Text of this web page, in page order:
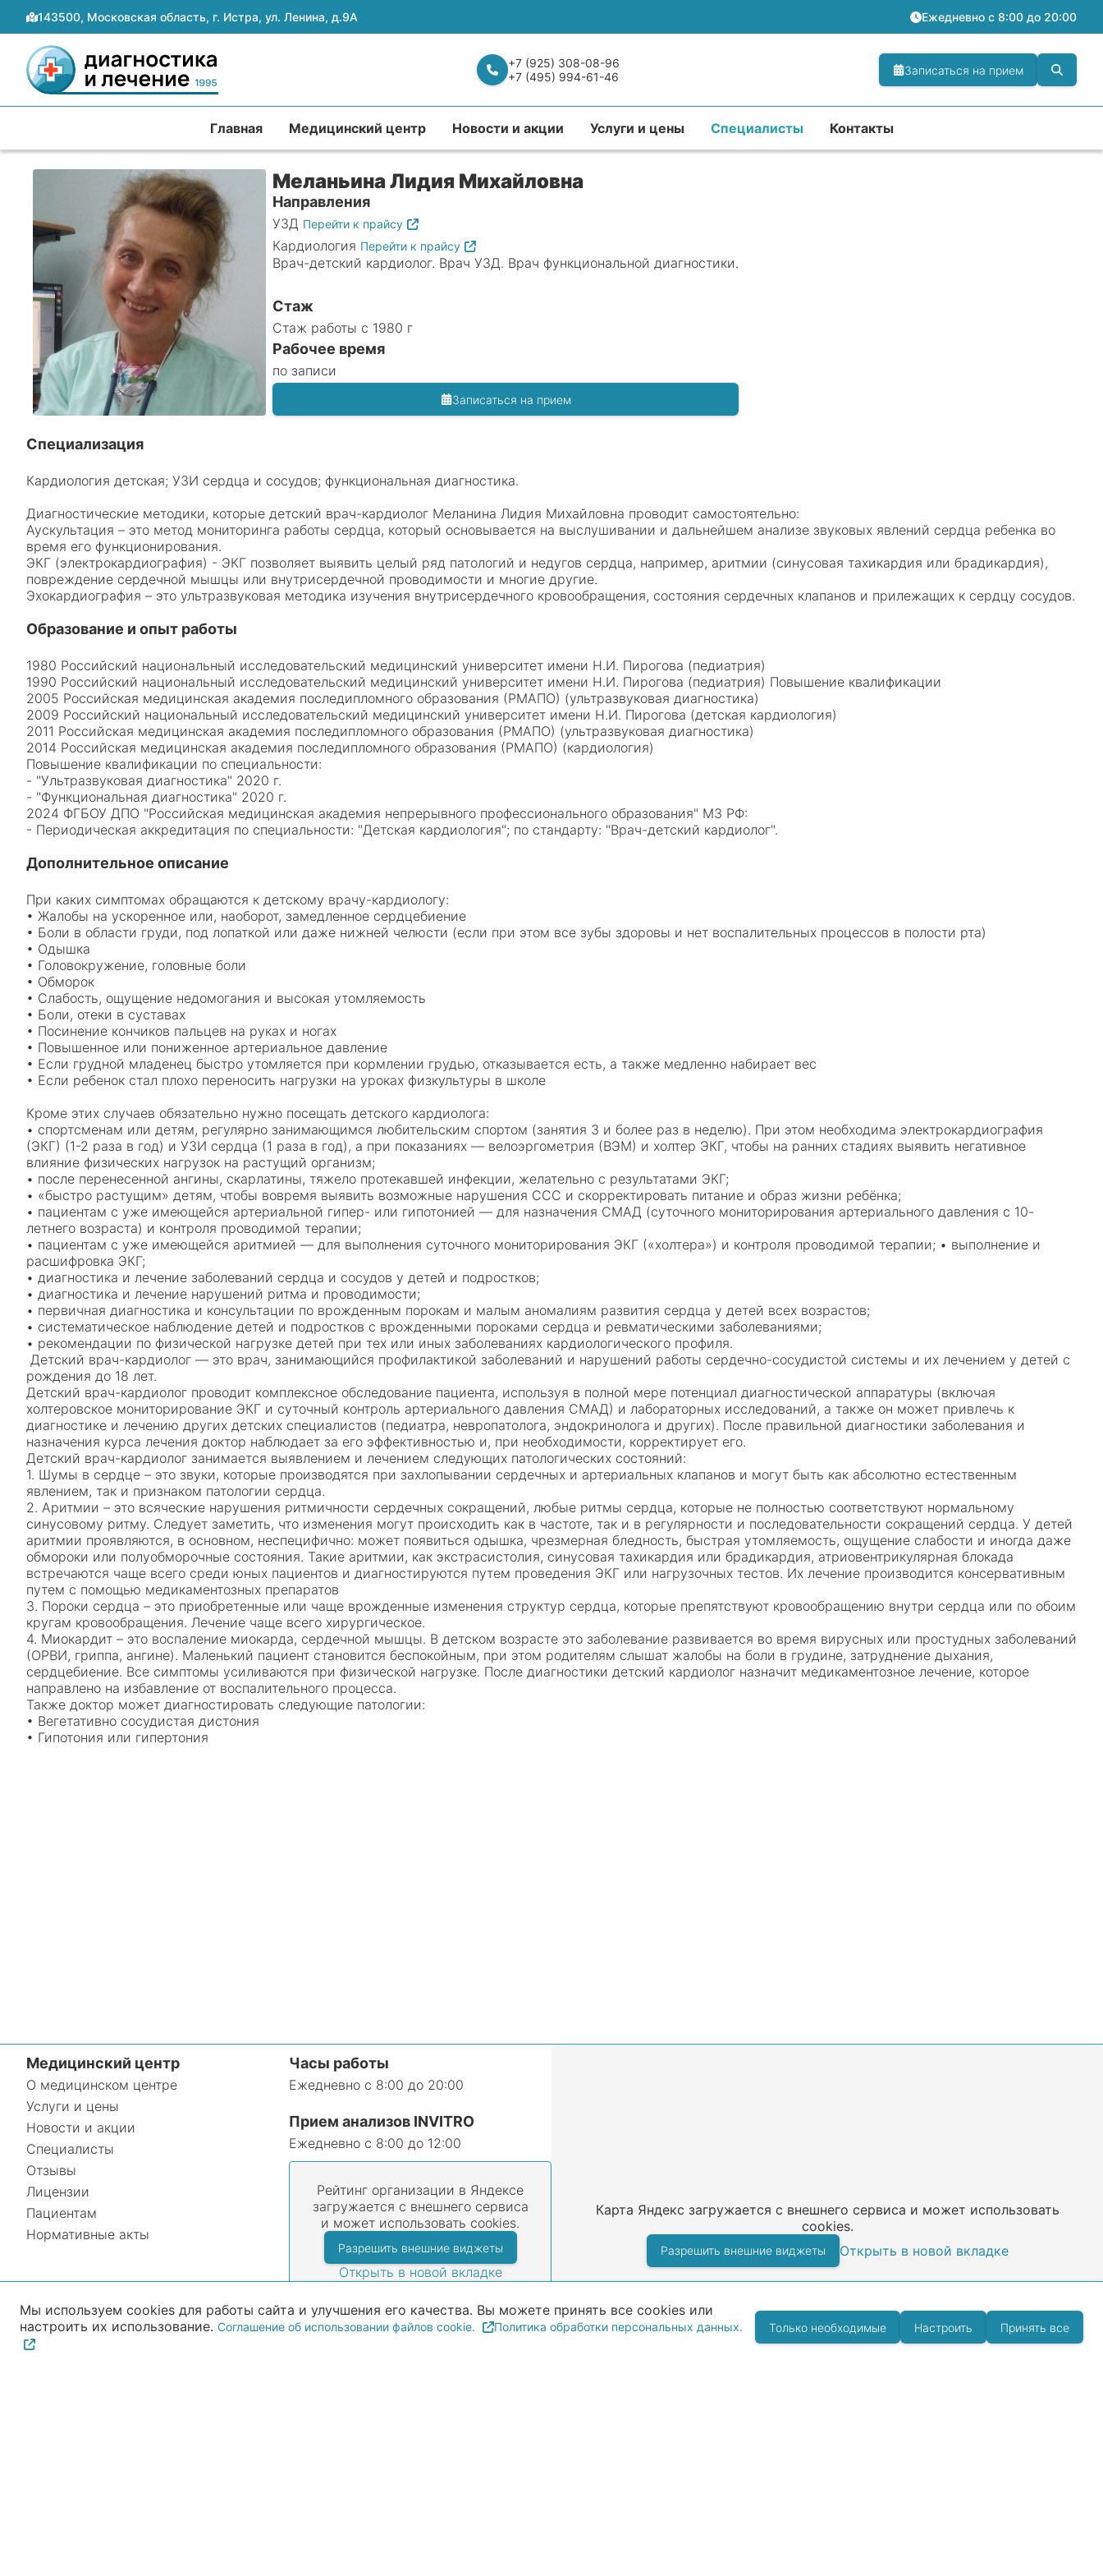
143500, Московская область, г. Истра, ул. Ленина, д.9А Ежедневно с 8:00 до 20:00
+7 (925) 308-08-96
+7 (495) 994-61-46
Записаться на прием
Главная Медицинский центр Новости и акции Услуги и цены Специалисты Контакты
Меланьина Лидия Михайловна
Направления
УЗД Перейти к прайсу
Кардиология Перейти к прайсу
Врач-детский кардиолог. Врач УЗД. Врач функциональной диагностики.
Стаж
Стаж работы с 1980 г
Рабочее время
по записи
Записаться на прием
Специализация
Кардиология детская; УЗИ сердца и сосудов; функциональная диагностика.
Диагностические методики, которые детский врач-кардиолог Меланина Лидия Михайловна проводит самостоятельно:
Аускультация – это метод мониторинга работы сердца, который основывается на выслушивании и дальнейшем анализе звуковых явлений сердца ребенка во
время его функционирования.
ЭКГ (электрокардиография) - ЭКГ позволяет выявить целый ряд патологий и недугов сердца, например, аритмии (синусовая тахикардия или брадикардия),
повреждение сердечной мышцы или внутрисердечной проводимости и многие другие.
Эхокардиография – это ультразвуковая методика изучения внутрисердечного кровообращения, состояния сердечных клапанов и прилежащих к сердцу сосудов.
Образование и опыт работы
1980 Российский национальный исследовательский медицинский университет имени Н.И. Пирогова (педиатрия)
1990 Российский национальный исследовательский медицинский университет имени Н.И. Пирогова (педиатрия) Повышение квалификации
2005 Российская медицинская академия последипломного образования (РМАПО) (ультразвуковая диагностика)
2009 Российский национальный исследовательский медицинский университет имени Н.И. Пирогова (детская кардиология)
2011 Российская медицинская академия последипломного образования (РМАПО) (ультразвуковая диагностика)
2014 Российская медицинская академия последипломного образования (РМАПО) (кардиология)
Повышение квалификации по специальности:
- "Ультразвуковая диагностика" 2020 г.
- "Функциональная диагностика" 2020 г.
2024 ФГБОУ ДПО "Российская медицинская академия непрерывного профессионального образования" МЗ РФ:
- Периодическая аккредитация по специальности: "Детская кардиология"; по стандарту: "Врач-детский кардиолог".
Дополнительное описание
При каких симптомах обращаются к детскому врачу-кардиологу:
• Жалобы на ускоренное или, наоборот, замедленное сердцебиение
• Боли в области груди, под лопаткой или даже нижней челюсти (если при этом все зубы здоровы и нет воспалительных процессов в полости рта)
• Одышка
• Головокружение, головные боли
• Обморок
• Слабость, ощущение недомогания и высокая утомляемость
• Боли, отеки в суставах
• Посинение кончиков пальцев на руках и ногах
• Повышенное или пониженное артериальное давление
• Если грудной младенец быстро утомляется при кормлении грудью, отказывается есть, а также медленно набирает вес
• Если ребенок стал плохо переносить нагрузки на уроках физкультуры в школе
Кроме этих случаев обязательно нужно посещать детского кардиолога:
• спортсменам или детям, регулярно занимающимся любительским спортом (занятия 3 и более раз в неделю). При этом необходима электрокардиография
(ЭКГ) (1-2 раза в год) и УЗИ сердца (1 раза в год), а при показаниях — велоэргометрия (ВЭМ) и холтер ЭКГ, чтобы на ранних стадиях выявить негативное
влияние физических нагрузок на растущий организм;
• после перенесенной ангины, скарлатины, тяжело протекавшей инфекции, желательно с результатами ЭКГ;
• «быстро растущим» детям, чтобы вовремя выявить возможные нарушения ССС и скорректировать питание и образ жизни ребёнка;
• пациентам с уже имеющейся артериальной гипер- или гипотонией — для назначения СМАД (суточного мониторирования артериального давления с 10-
летнего возраста) и контроля проводимой терапии;
• пациентам с уже имеющейся аритмией — для выполнения суточного мониторирования ЭКГ («холтера») и контроля проводимой терапии; • выполнение и
расшифровка ЭКГ;
• диагностика и лечение заболеваний сердца и сосудов у детей и подростков;
• диагностика и лечение нарушений ритма и проводимости;
• первичная диагностика и консультации по врожденным порокам и малым аномалиям развития сердца у детей всех возрастов;
• систематическое наблюдение детей и подростков с врожденными пороками сердца и ревматическими заболеваниями;
• рекомендации по физической нагрузке детей при тех или иных заболеваниях кардиологического профиля.
Детский врач-кардиолог — это врач, занимающийся профилактикой заболеваний и нарушений работы сердечно-сосудистой системы и их лечением у детей с
рождения до 18 лет.
Детский врач-кардиолог проводит комплексное обследование пациента, используя в полной мере потенциал диагностической аппаратуры (включая
холтеровское мониторирование ЭКГ и суточный контроль артериального давления СМАД) и лабораторных исследований, а также он может привлечь к
диагностике и лечению других детских специалистов (педиатра, невропатолога, эндокринолога и других). После правильной диагностики заболевания и
назначения курса лечения доктор наблюдает за его эффективностью и, при необходимости, корректирует его.
Детский врач-кардиолог занимается выявлением и лечением следующих патологических состояний:
1. Шумы в сердце – это звуки, которые производятся при захлопывании сердечных и артериальных клапанов и могут быть как абсолютно естественным
явлением, так и признаком патологии сердца.
2. Аритмии – это всяческие нарушения ритмичности сердечных сокращений, любые ритмы сердца, которые не полностью соответствуют нормальному
синусовому ритму. Следует заметить, что изменения могут происходить как в частоте, так и в регулярности и последовательности сокращений сердца. У детей
аритмии проявляются, в основном, неспецифично: может появиться одышка, чрезмерная бледность, быстрая утомляемость, ощущение слабости и иногда даже
обмороки или полуобморочные состояния. Такие аритмии, как экстрасистолия, синусовая тахикардия или брадикардия, атриовентрикулярная блокада
встречаются чаще всего среди юных пациентов и диагностируются путем проведения ЭКГ или нагрузочных тестов. Их лечение производится консервативным
путем с помощью медикаментозных препаратов
3. Пороки сердца – это приобретенные или чаще врожденные изменения структур сердца, которые препятствуют кровообращению внутри сердца или по обоим
кругам кровообращения. Лечение чаще всего хирургическое.
4. Миокардит – это воспаление миокарда, сердечной мышцы. В детском возрасте это заболевание развивается во время вирусных или простудных заболеваний
(ОРВИ, гриппа, ангине). Маленький пациент становится беспокойным, при этом родителям слышат жалобы на боли в грудине, затруднение дыхания,
сердцебиение. Все симптомы усиливаются при физической нагрузке. После диагностики детский кардиолог назначит медикаментозное лечение, которое
направлено на избавление от воспалительного процесса.
Также доктор может диагностировать следующие патологии:
• Вегетативно сосудистая дистония
• Гипотония или гипертония
Медицинский центр
О медицинском центре
Услуги и цены
Новости и акции
Специалисты
Отзывы
Лицензии
Пациентам
Нормативные акты
Часы работы
Ежедневно с 8:00 до 20:00
Прием анализов INVITRO
Ежедневно с 8:00 до 12:00
Рейтинг организации в Яндексе
загружается с внешнего сервиса
и может использовать cookies.
Разрешить внешние виджеты
Открыть в новой вкладке
Записаться на прием
Контакты
Карта Яндекс загружается с внешнего сервиса и может использовать
cookies.
Разрешить внешние виджеты Открыть в новой вкладке
Мы используем cookies для работы сайта и улучшения его качества. Вы можете принять все cookies или
настроить их использование. Соглашение об использовании файлов cookie. Политика обработки персональных данных. Только необходимые Настроить Принять все